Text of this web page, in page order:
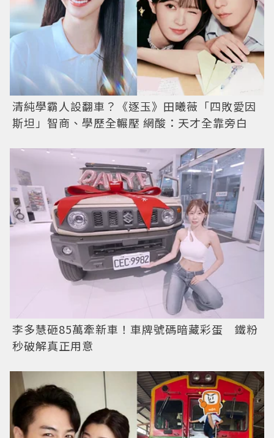
清純學霸人設翻車？《逐玉》田曦薇「四敗愛因
斯坦」智商、學歷全輾壓 網酸：天才全靠旁白
李多慧砸85萬牽新車！車牌號碼暗藏彩蛋 鐵粉
秒破解真正用意